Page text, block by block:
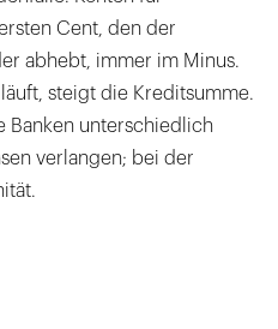
Cent, den der
abhebt, immer im Minus.
steigt die Kreditsumme.
Banken unterschiedlich
verlangen; bei der